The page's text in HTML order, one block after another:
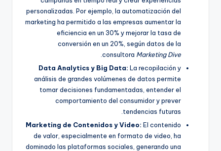
personalizadas. Por ejemplo, la automatización del
marketing ha permitido a las empresas aumentar la
eficiencia en un 30% y mejorar la tasa de
conversión en un 20%, según datos de la
consultora Marketing Dive
Data Analytics y Big Data: La recopilación y
análisis de grandes volúmenes de datos permite
tomar decisiones fundamentadas, entender el
comportamiento del consumidor y prever
tendencias futuras.
Marketing de Contenidos y Video: El contenido
de valor, especialmente en formato de video, ha
dominado las plataformas sociales, generando una